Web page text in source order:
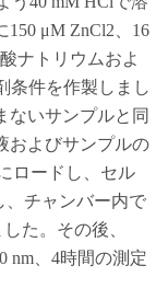
μM ZnCl2、16
ナトリウムおよ
条件を作製しまし
ないサンプルと同
およびサンプルの
ロードし、セル
、チャンバー内で
た。その後、
nm、4時間の測定